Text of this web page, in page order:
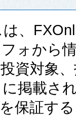
、
ォから
資対象
掲載さ
保証す